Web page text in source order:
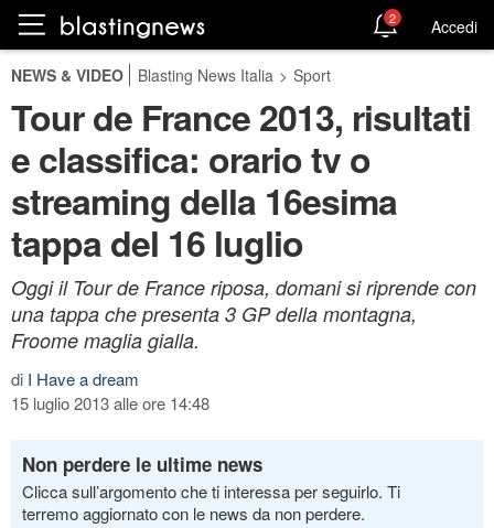
2 Accedi
NEWS & VIDEO Blasting News Italia > Sport
Tour de France 2013, risultati
e classifica: orario tv o
streaming della 16esima
tappa del 16 luglio
Oggi il Tour de France riposa, domani si riprende con
una tappa che presenta 3 GP della montagna,
Froome maglia gialla.
di I Have a dream
15 luglio 2013 alle ore 14:48
Non perdere le ultime news
Clicca sull’argomento che ti interessa per seguirlo. Ti
terremo aggiornato con le news da non perdere.